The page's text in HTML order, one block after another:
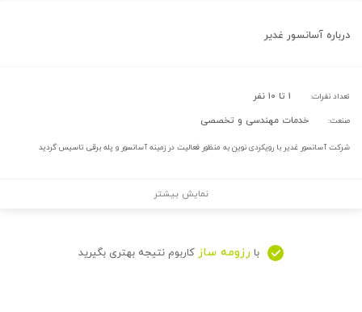
درباره آسانسور غدیر
تعداد نفرات: ۱ تا ۱۰ نفر
صنعت: خدمات مهندسی و تخصصی
شرکت آسانسور غدیر با رویکردی نوین به منظور فعالیت در زمینه آسانسور و پله برقی تاسیس گردید
نمایش بیشتر
با رزومه ساز کاربوم نتیجه بهتری بگیرید